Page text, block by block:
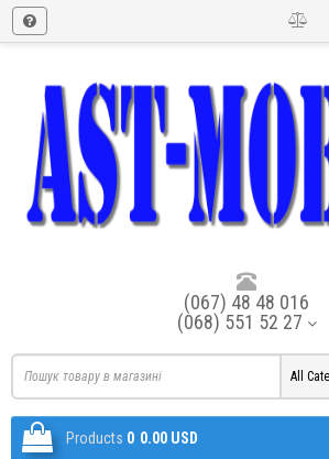
(067) 48 48 016
(068) 551 52 27
All
Products 0 0.00 USD